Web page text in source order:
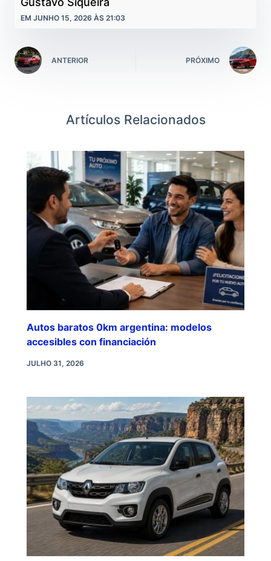
EM JUNHO 15, 2026 ÀS 21:03
ANTERIOR PRÓXIMO
Artículos Relacionados
Autos baratos 0km argentina: modelos
accesibles con financiación
JULHO 31, 2026